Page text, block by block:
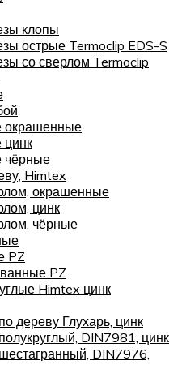
клопы
острые Termoclip EDS-S
со сверлом Termoclip
окрашенные
чёрные
Himtex
окрашенные
цинк
чёрные
PZ
PZ
Himtex цинк
дереву Глухарь, цинк
DIN7981, цинк
DIN7976,